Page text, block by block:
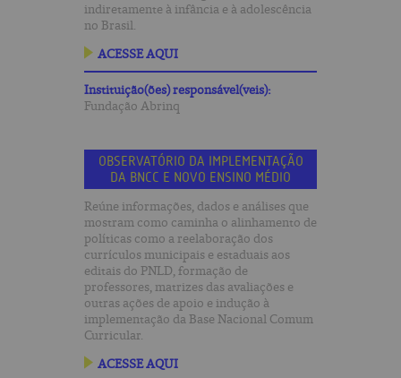
indiretamente à infância e à adolescência
no Brasil.
ACESSE AQUI
Instituição(ões) responsável(veis):
Fundação Abrinq
OBSERVATÓRIO DA IMPLEMENTAÇÃO
DA BNCC E NOVO ENSINO MÉDIO
Reúne informações, dados e análises que
mostram como caminha o alinhamento de
políticas como a reelaboração dos
currículos municipais e estaduais aos
editais do PNLD, formação de
professores, matrizes das avaliações e
outras ações de apoio e indução à
implementação da Base Nacional Comum
Curricular.
ACESSE AQUI